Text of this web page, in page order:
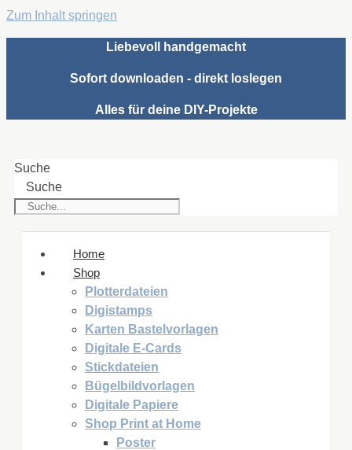
Zum Inhalt springen
Liebevoll handgemacht
Sofort downloaden - direkt loslegen
Alles für deine DIY-Projekte
Suche
Suche
Home
Shop
Plotterdateien
Digistamps
Karten Bastelvorlagen
Digitale E-Cards
Stickdateien
Bügelbildvorlagen
Digitale Papiere
Shop Print at Home
Poster